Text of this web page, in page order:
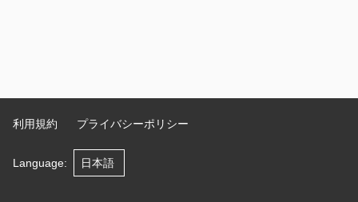
利用規約 プライバシーポリシー
Language: